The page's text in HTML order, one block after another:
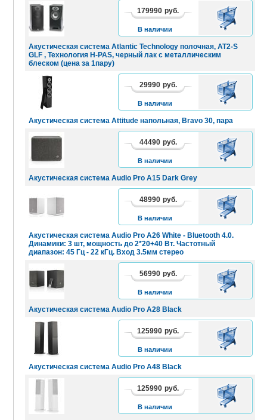
Акустическая система Atlantic Technology полочная, AT2-S
GLF , Технология H-PAS, черный лак с металлическим
блеском (цена за 1пару)
179990 руб.
В наличии
В
КОРЗИНУ
Акустическая система Attitude напольная, Bravo 30, пара
29990 руб.
В наличии
В
КОРЗИНУ
Акустическая система Audio Pro A15 Dark Grey
44490 руб.
В наличии
В
КОРЗИНУ
Акустическая система Audio Pro A26 White - Bluetooth 4.0.
Динамики: 3 шт, мощность до 2*20+40 Вт. Частотный
диапазон: 45 Гц - 22 кГц. Вход 3.5мм стерео
48990 руб.
В наличии
В
КОРЗИНУ
Акустическая система Audio Pro A28 Black
56990 руб.
В наличии
В
КОРЗИНУ
Акустическая система Audio Pro A48 Black
125990 руб.
В наличии
В
КОРЗИНУ
125990 руб.
В наличии
В
КОРЗИНУ